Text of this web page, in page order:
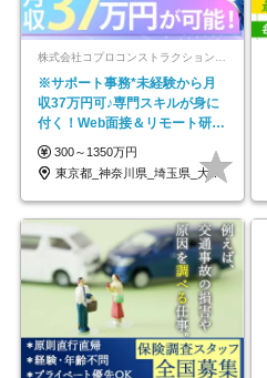
※サポート事務*未経験から月
収37万円可♪専門スキルが身に
付く！Web面接＆リモート研修
も充実♪/a
300～1350万円
東京都_神奈川県_埼玉県_大阪府_愛知県…